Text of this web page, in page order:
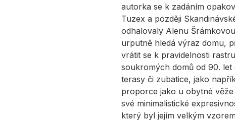
autorka se k zadáním
Tuzex a později
odhalovaly Alenu
urputně hledá výraz domu,
vrátit se k pravidelnosti
soukromých domů od 90.
terasy či zubatice, jako
proporce jako u obytné
své minimalistické
který byl jejím velkým